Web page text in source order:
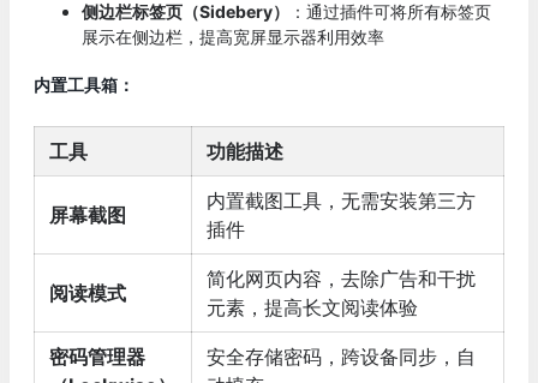
侧边栏标签页（Sidebery）
：通过插件可将所有标签页
展示在侧边栏，提高宽屏显示器利用效率
内置工具箱：
工具 功能描述
屏幕截图
内置截图工具，无需安装第三方
插件
阅读模式
简化网页内容，去除广告和干扰
元素，提高长文阅读体验
密码管理器
安全存储密码，跨设备同步，自